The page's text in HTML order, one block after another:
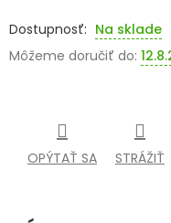
cena:
Na sklade
Môžeme doručiť do:
OPÝTAŤ SA STRÁŽIŤ